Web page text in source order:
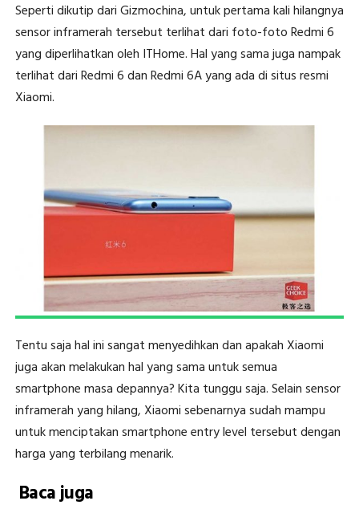
Seperti dikutip dari Gizmochina, untuk pertama kali hilangnya
sensor inframerah tersebut terlihat dari foto-foto Redmi 6
yang diperlihatkan oleh ITHome. Hal yang sama juga nampak
terlihat dari Redmi 6 dan Redmi 6A yang ada di situs resmi
Xiaomi.
Tentu saja hal ini sangat menyedihkan dan apakah Xiaomi
juga akan melakukan hal yang sama untuk semua
smartphone masa depannya? Kita tunggu saja. Selain sensor
inframerah yang hilang, Xiaomi sebenarnya sudah mampu
untuk menciptakan smartphone entry level tersebut dengan
harga yang terbilang menarik.
Baca juga